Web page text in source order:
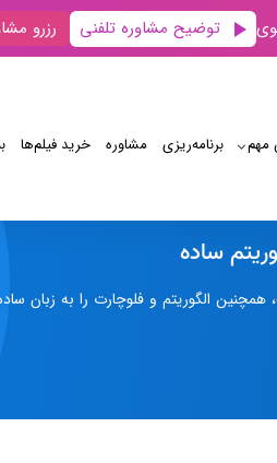
توضیح مشاوره تلفنی رزرو
مهم برنامه‌‌ریزی مشاوره خرید فیلم‌ها
ساده
الگوریتم و فلوچارت را به زبان